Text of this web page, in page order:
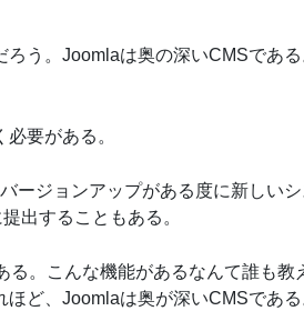
う。Joomlaは奥の深いCMSであ
要がある。
ージョンアップがある度に新しいシ
出することもある。
。こんな機能があるなんて誰も教
ど、Joomlaは奥が深いCMSである